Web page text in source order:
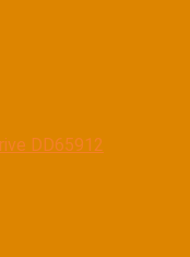
DD65912